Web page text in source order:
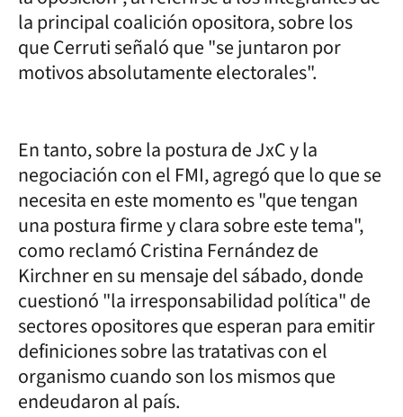
la principal coalición opositora, sobre los
que Cerruti señaló que "se juntaron por
motivos absolutamente electorales".
En tanto, sobre la postura de JxC y la
negociación con el FMI, agregó que lo que se
necesita en este momento es "que tengan
una postura firme y clara sobre este tema",
como reclamó Cristina Fernández de
Kirchner en su mensaje del sábado, donde
cuestionó "la irresponsabilidad política" de
sectores opositores que esperan para emitir
definiciones sobre las tratativas con el
organismo cuando son los mismos que
endeudaron al país.